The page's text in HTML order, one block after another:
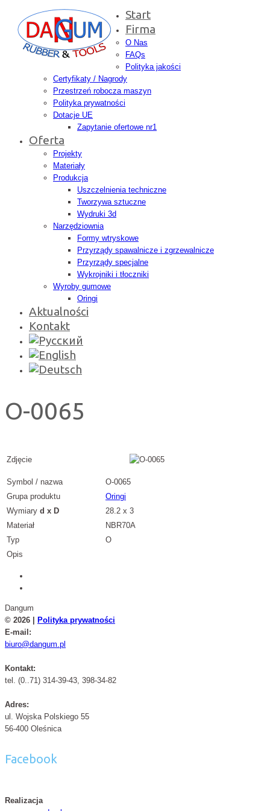
Start
Firma
O Nas
FAQs
Polityka jakości
Certyfikaty / Nagrody
Przestrzeń robocza maszyn
Polityka prywatności
Dotacje UE
Zapytanie ofertowe nr1
Oferta
Projekty
Materiały
Produkcja
Uszczelnienia techniczne
Tworzywa sztuczne
Wydruki 3d
Narzędziownia
Formy wtryskowe
Przyrządy spawalnicze i zgrzewalnicze
Przyrządy specjalne
Wykrojniki i tłoczniki
Wyroby gumowe
Oringi
Aktualności
Kontakt
O-0065
Zdjęcie
Symbol / nazwa
O-0065
Grupa produktu
Oringi
Wymiary d x D
28.2 x 3
Materiał
NBR70A
Typ
O
Opis
Dangum
© 2026 |
Polityka prywatności
E-mail:
biuro@dangum.pl
Kontakt:
tel. (0..71) 314-39-43, 398-34-82
Adres:
ul. Wojska Polskiego 55
56-400 Oleśnica
Facebook
Realizacja